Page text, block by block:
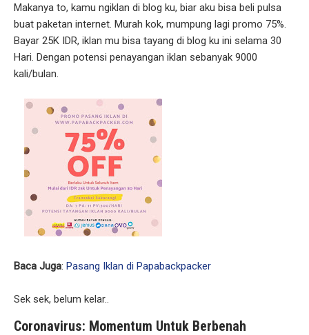
Makanya to, kamu ngiklan di blog ku, biar aku bisa beli pulsa
buat paketan internet. Murah kok, mumpung lagi promo 75%.
Bayar 25K IDR, iklan mu bisa tayang di blog ku ini selama 30
Hari. Dengan potensi penayangan iklan sebanyak 9000
kali/bulan.
Baca Juga:Pasang Iklan di Papabackpacker
Sek sek, belum kelar..
Coronavirus: Momentum Untuk Berbenah